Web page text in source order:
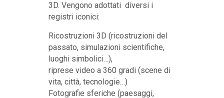
3D. Vengono adottati diversi i
registri iconici:
Ricostruzioni 3D (ricostruzioni del
passato, simulazioni scientifiche,
luoghi simbolici…),
riprese video a 360 gradi (scene di
vita, città, tecnologie…)
Fotografie sferiche (paesaggi,